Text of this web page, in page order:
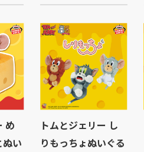
め
ぬい
トムとジェリー し
りもっちょぬいぐる